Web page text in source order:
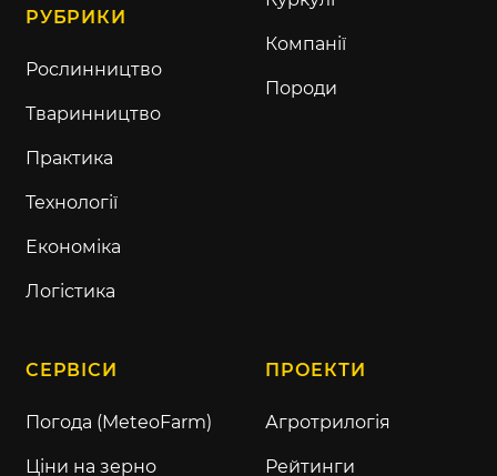
РУБРИКИ
Рослинництво
Тваринництво
Практика
Технології
Економіка
Логістика
Компанії
Породи
СЕРВІСИ
Погода (MeteoFarm)
Ціни на зерно
ПРОЕКТИ
Агротрилогія
Рейтинги